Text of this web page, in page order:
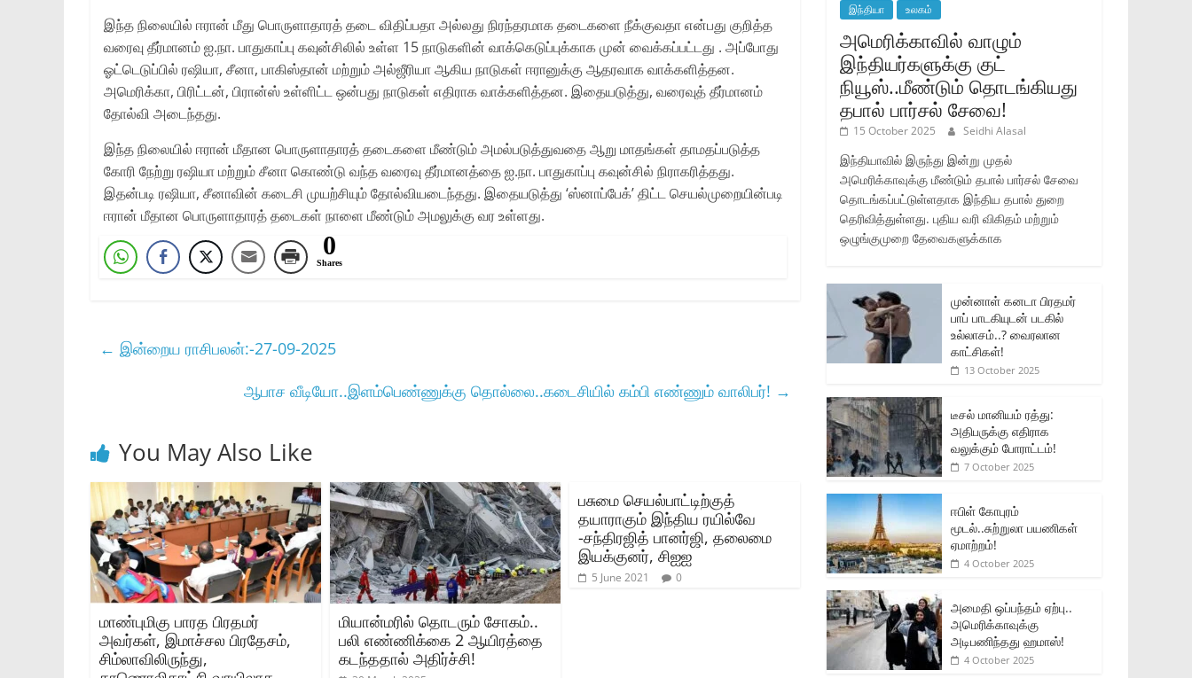
இந்த நிலையில் ஈரான் மீது பொருளாதாரத் தடை விதிப்பதா அல்லது நிரந்தரமாக தடைகளை நீக்குவதா என்பது குறித்த
வரைவு தீர்மானம் ஐ.நா. பாதுகாப்பு கவுன்சிலில் உள்ள 15 நாடுகளின் வாக்கெடுப்புக்காக முன் வைக்கப்பட்டது . அப்போது
ஓட்டெடுப்பில் ரஷியா, சீனா, பாகிஸ்தான் மற்றும் அல்ஜீரியா ஆகிய நாடுகள் ஈரானுக்கு ஆதரவாக வாக்களித்தன.
அமெரிக்கா, பிரிட்டன், பிரான்ஸ் உள்ளிட்ட ஒன்பது நாடுகள் எதிராக வாக்களித்தன. இதையடுத்து, வரைவுத் தீர்மானம்
தோல்வி அடைந்தது.
இந்த நிலையில் ஈரான் மீதான பொருளாதாரத் தடைகளை மீண்டும் அமல்படுத்துவதை ஆறு மாதங்கள் தாமதப்படுத்த
கோரி நேற்று ரஷியா மற்றும் சீனா கொண்டு வந்த வரைவு தீர்மானத்தை ஐ.நா. பாதுகாப்பு கவுன்சில் நிராகரித்தது.
இதன்படி ரஷியா, சீனாவின் கடைசி முயற்சியும் தோல்வியடைந்தது. இதையடுத்து ‘ஸ்னாப்பேக்’ திட்ட செயல்முறையின்படி
ஈரான் மீதான பொருளாதாரத் தடைகள் நாளை மீண்டும் அமலுக்கு வர உள்ளது.
0
Shares
← இன்றைய ராசிபலன்:-27-09-2025
ஆபாச வீடியோ..இளம்பெண்ணுக்கு தொல்லை..கடைசியில் கம்பி எண்ணும் வாலிபர்! →
You May Also Like
மாண்புமிகு பாரத பிரதமர்
அவர்கள், இமாச்சல பிரதேசம்,
சிம்லாவிலிருந்து,
மியான்மரில் தொடரும் சோகம்..
பலி எண்ணிக்கை 2 ஆயிரத்தை
கடந்ததால் அதிர்ச்சி!
பசுமை செயல்பாட்டிற்குத்
தயாராகும் இந்திய ரயில்வே
-சந்திரஜித் பானர்ஜி, தலைமை
இயக்குனர், சிஐஐ
5 June 2021 0
இந்தியா உலகம்
அமெரிக்காவில் வாழும்
இந்தியர்களுக்கு குட்
நியூஸ்..மீண்டும் தொடங்கியது
தபால் பார்சல் சேவை!
15 October 2025 Seidhi Alasal
இந்தியாவில் இருந்து இன்று முதல்
அமெரிக்காவுக்கு மீண்டும் தபால் பார்சல் சேவை
தொடங்கப்பட்டுள்ளதாக இந்திய தபால் துறை
தெரிவித்துள்ளது. புதிய வரி விகிதம் மற்றும்
ஒழுங்குமுறை தேவைகளுக்காக
முன்னாள் கனடா பிரதமர்
பாப் பாடகியுடன் படகில்
உல்லாசம்..? வைரலான
காட்சிகள்!
13 October 2025
டீசல் மானியம் ரத்து:
அதிபருக்கு எதிராக
வலுக்கும் போராட்டம்!
7 October 2025
ஈபிள் கோபுரம்
மூடல்..சுற்றுலா பயணிகள்
ஏமாற்றம்!
4 October 2025
அமைதி ஒப்பந்தம் ஏற்பு..
அமெரிக்காவுக்கு
அடிபணிந்தது ஹமாஸ்!
4 October 2025